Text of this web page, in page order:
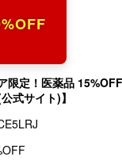
限定！医薬品
式サイト)】